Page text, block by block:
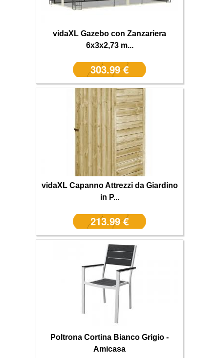
vidaXL Gazebo con Zanzariera
6x3x2,73 m...
303.99 €
vidaXL Capanno Attrezzi da Giardino
in P...
213.99 €
Poltrona Cortina Bianco Grigio -
Amicasa